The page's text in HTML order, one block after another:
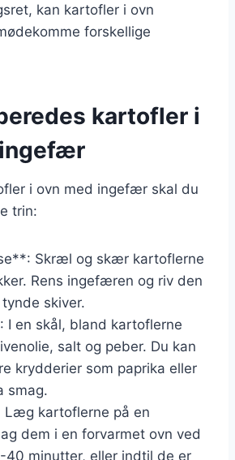
kan kartofler i ovn
forskellige
kartofler i
i ovn med ingefær skal du
trin:
Skræl og skær kartoflerne
Rens ingefæren og riv den
skiver.
I en skål, bland kartoflerne
salt og peber. Du kan
krydderier som paprika eller
smag.
kartoflerne på en
dem i en forvarmet ovn ved
40 minutter, eller indtil de er